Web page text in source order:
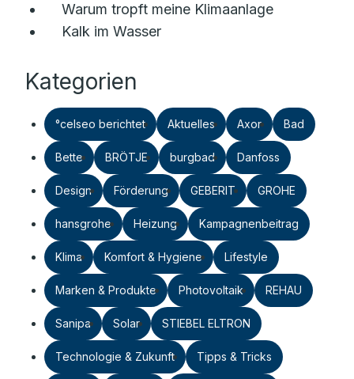
Warum tropft meine Klimaanlage
Kalk im Wasser
Kategorien
°celseo berichtet Aktuelles Axor Bad
Bette BRÖTJE burgbad Danfoss
Design Förderung GEBERIT GROHE
hansgrohe Heizung Kampagnenbeitrag
Klima Komfort & Hygiene Lifestyle
Marken & Produkte Photovoltaik REHAU
Sanipa Solar STIEBEL ELTRON
Technologie & Zukunft Tipps & Tricks